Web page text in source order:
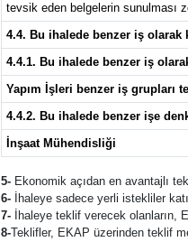
tevsik eden belgelerin sunulması
4.4. Bu ihalede benzer iş
4.4.1. Bu ihalede benzer iş
Yapım İşleri benzer iş grupları
4.4.2. Bu ihalede benzer işe
İnşaat Mühendisliği
5-Ekonomik açıdan en avantajlı
6-
İhaleye sadece yerli istekliler
7-İhaleye teklif verecek olanların,
8-Teklifler, EKAP üzerinden teklif